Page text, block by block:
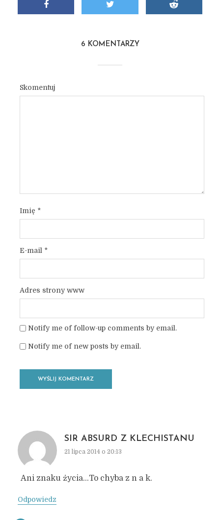
6 KOMENTARZY
Skomentuj
Imię *
E-mail *
Adres strony www
Notify me of follow-up comments by email.
Notify me of new posts by email.
SIR ABSURD Z KLECHISTANU
21 lipca 2014 o 20:13
Ani znaku życia…To chyba z n a k.
Odpowiedz